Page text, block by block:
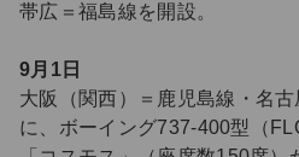
帯広＝福島線を開設。
9月1日
大阪（関西）＝鹿児島線・名
に、ボーイング737-400型（